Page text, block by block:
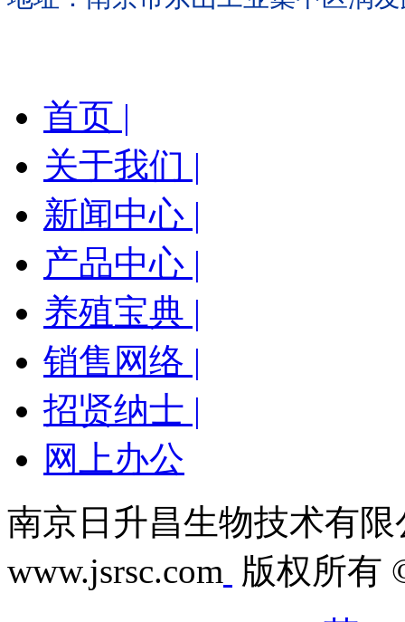
首页 |
关于我们 |
新闻中心 |
产品中心 |
养殖宝典 |
销售网络 |
招贤纳士 |
网上办公
南京日升昌生物技术有
www.jsrsc.com 版权所有